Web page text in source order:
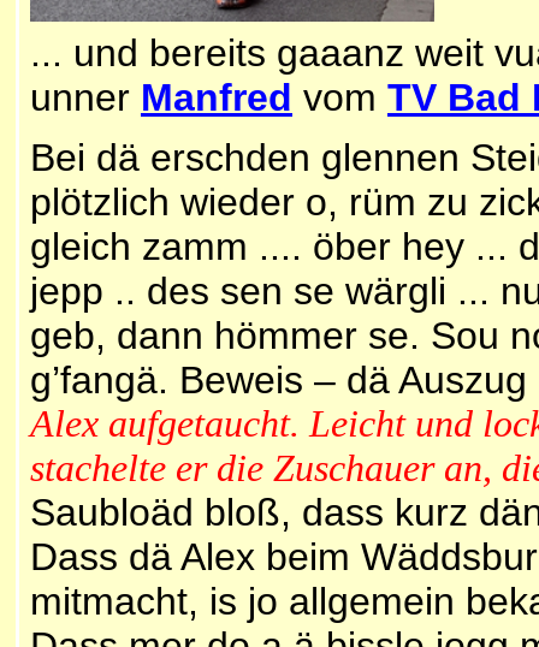
... und bereits gaaanz weit
unner Manfred vom TV Bad
Bei dä erschden glennen
plötzlich wieder o, rüm zu
gleich zamm .... öber hey ...
jepp .. des sen se wärgli ...
geb, dann hömmer se. Sou
g’fangä. Beweis – dä
Alex aufgetaucht. Leicht und
stachelte er die Zuschauer an,
Saubloäd bloß, dass kurz
Dass dä Alex beim
mitmacht, is jo allgemein